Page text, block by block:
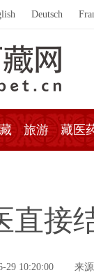
Deutsch
旅游 藏医
直接
29 10:20:00 来